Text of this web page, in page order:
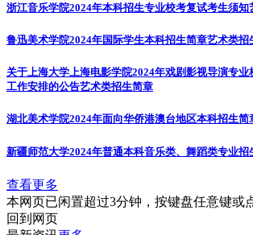
浙江音乐学院2024年本科招生专业校考复试考生须知
鲁迅美术学院2024年国际学生本科招生简章艺术类招
关于上海大学上海电影学院2024年戏剧影视导演专业
工作安排的公告艺术类招生简章
湖北美术学院2024年面向华侨港澳台地区本科招生简
新疆师范大学2024年普通本科音乐类、舞蹈类专业招
查看更多
本网页已闲置超过3分钟，按键盘任意键或
回到网页